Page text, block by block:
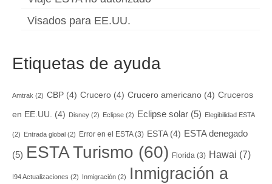
Visados para EE.UU.
Etiquetas de ayuda
Amtrak (2) CBP (4) Crucero (4) Crucero americano (4) Cruceros
en EE.UU. (4) Disney (2) Eclipse (2) Eclipse solar (5) Elegibilidad ESTA
(2) Entrada global (2) Error en el ESTA(3) ESTA(4) ESTA denegado
(5) ESTA Turismo (60) Florida (3) Hawai (7)
I94 Actualizaciones (2) Inmigración (2)
Inmigración a